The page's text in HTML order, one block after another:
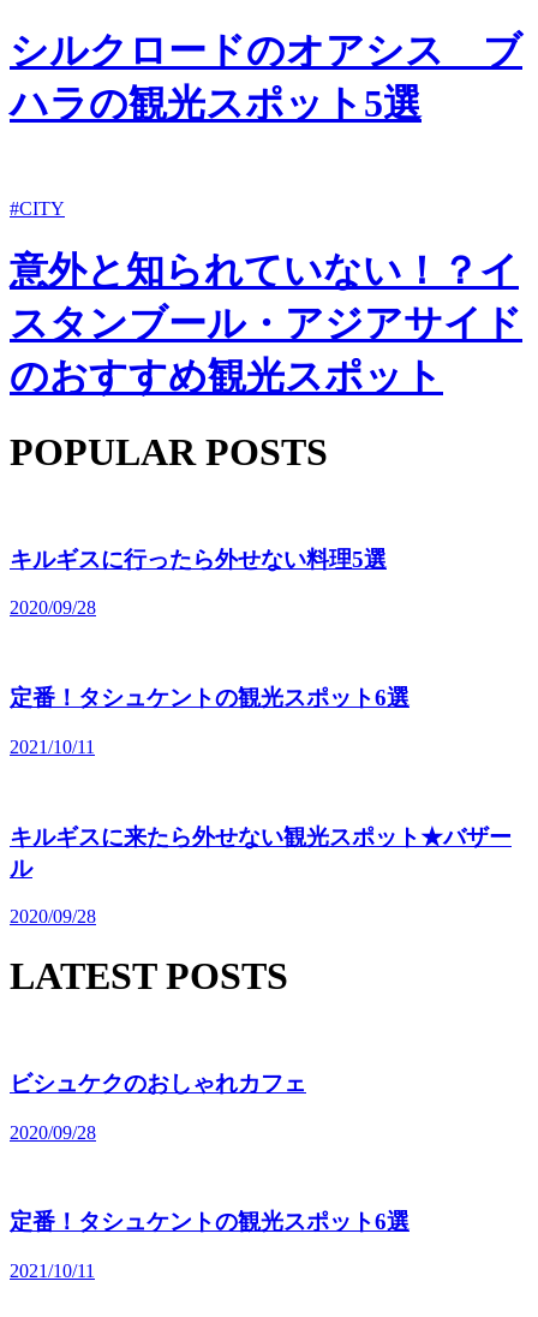
シルクロードのオアシス ブ
ハラの観光スポット5選
#CITY
意外と知られていない！？イ
スタンブール・アジアサイド
のおすすめ観光スポット
POPULAR POSTS
キルギスに行ったら外せない料理5選
2020/09/28
定番！タシュケントの観光スポット6選
2021/10/11
キルギスに来たら外せない観光スポット★バザー
ル
2020/09/28
LATEST POSTS
ビシュケクのおしゃれカフェ
2020/09/28
定番！タシュケントの観光スポット6選
2021/10/11